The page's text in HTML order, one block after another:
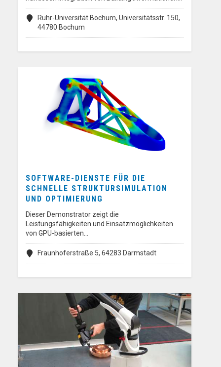
Ruhr-Universität Bochum, Universitätsstr. 150,
44780 Bochum
SOFTWARE-DIENSTE FÜR DIE
SCHNELLE STRUKTURSIMULATION
UND OPTIMIERUNG
Dieser Demonstrator zeigt die
Leistungsfähigkeiten und Einsatzmöglichkeiten
von GPU-basierten…
Fraunhoferstraße 5, 64283 Darmstadt